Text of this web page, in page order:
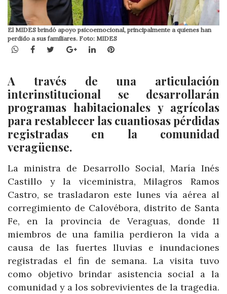
El MIDES brindó apoyo psicoemocional, principalmente a quienes han
perdido a sus familiares. Foto: MIDES
WhatsApp
Facebook
TwitterGoogle+LinkedInPinterest
A través de una articulación
interinstitucional se desarrollarán
programas habitacionales y agrícolas
para restablecer las cuantiosas pérdidas
registradas en la comunidad
veragüense.
La ministra de Desarrollo Social, María Inés
Castillo y la viceministra, Milagros Ramos
Castro, se trasladaron este lunes vía aérea al
corregimiento de Calovébora, distrito de Santa
Fe, en la provincia de Veraguas, donde 11
miembros de una familia perdieron la vida a
causa de las fuertes lluvias e inundaciones
registradas el fin de semana. La visita tuvo
como objetivo brindar asistencia social a la
comunidad y a los sobrevivientes de la tragedia.